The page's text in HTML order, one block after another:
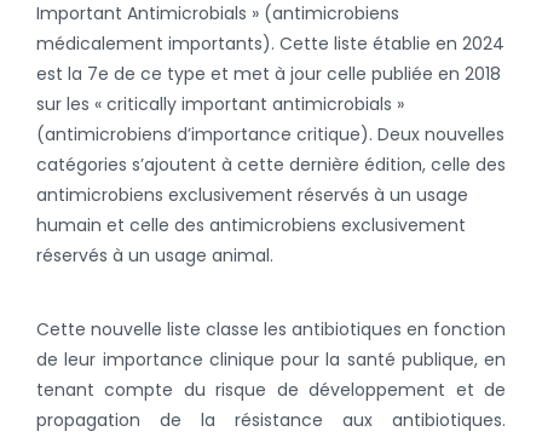
Important Antimicrobials » (antimicrobiens
médicalement importants). Cette liste établie en 2024
est la 7e de ce type et met à jour celle publiée en 2018
sur les « critically important antimicrobials »
(antimicrobiens d’importance critique). Deux nouvelles
catégories s’ajoutent à cette dernière édition, celle des
antimicrobiens exclusivement réservés à un usage
humain et celle des antimicrobiens exclusivement
réservés à un usage animal.
Cette nouvelle liste classe les antibiotiques en fonction
de leur importance clinique pour la santé publique, en
tenant compte du risque de développement et de
propagation de la résistance aux antibiotiques.